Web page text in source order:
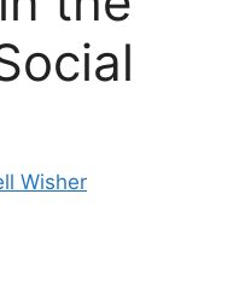
Wisher